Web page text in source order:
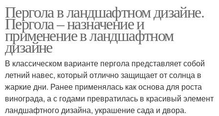
Пергола в ландшафтном дизайне.
Пергола – назначение и
применение в ландшафтном
дизайне
В классическом варианте пергола представляет собой
летний навес, который отлично защищает от солнца в
жаркие дни. Ранее применялась как основа для роста
винограда, а с годами превратилась в красивый элемент
ландшафтного дизайна, украшение сада и двора.